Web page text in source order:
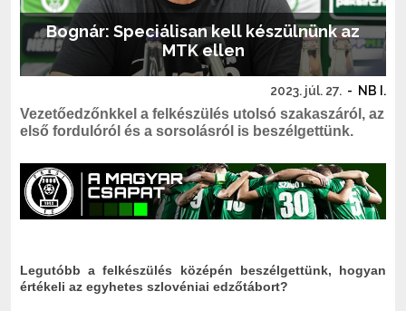
Bognár: Speciálisan kell készülnünk az
MTK ellen
2023. júl. 27. - NB I.
Vezetőedzőnkkel a felkészülés utolsó szakaszáról, az
első fordulóról és a sorsolásról is beszélgettünk.
Legutóbb a felkészülés középén beszélgettünk, hogyan
értékeli az egyhetes szlovéniai edzőtábort?